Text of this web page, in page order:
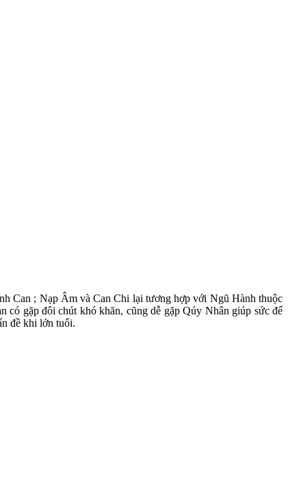
Can ; Nạp Âm và Can Chi lại tương hợp với Ngũ Hành thuộc
có gặp đôi chút khó khăn, cũng dễ gặp Qúy Nhân giúp sức để
đề khi lớn tuổi.